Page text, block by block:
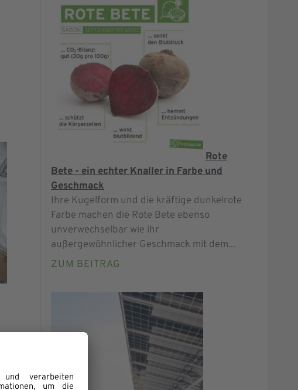
Rote
Bete - ein echter Knaller in Farbe und
Geschmack
Ihre Kugelform und die kräftige dunkelrote
Farbe machen die Rote Bete ebenso
unverwechselbar wie ihr
außergewöhnlicher Geschmack mit dem...
ZUM BEITRAG